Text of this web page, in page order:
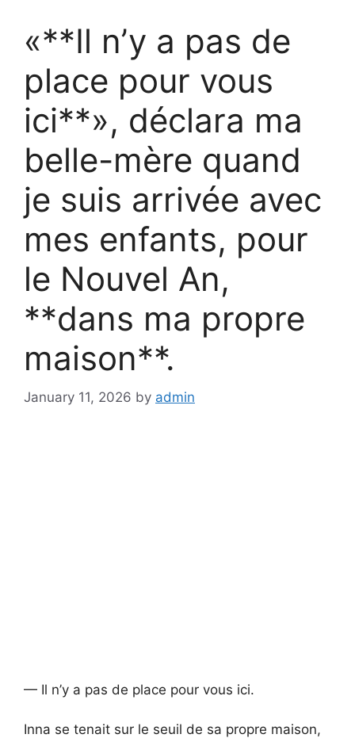
«**Il n’y a pas de
place pour vous
ici**», déclara ma
belle-mère quand
je suis arrivée avec
mes enfants, pour
le Nouvel An,
**dans ma propre
maison**.
January 11, 2026 by admin
— Il n’y a pas de place pour vous ici.
Inna se tenait sur le seuil de sa propre maison,